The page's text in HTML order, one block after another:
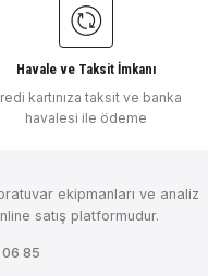
Havale ve Taksit İmkanı
kartınıza taksit ve banka
havalesi ile ödeme
ekipmanları ve analiz
satış platformudur.
85